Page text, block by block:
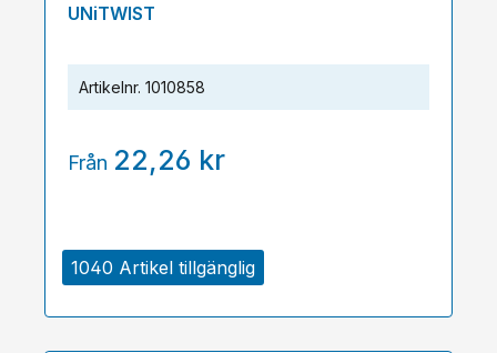
1040 Artikel tillgänglig
UNiTWIST
Artikelnr. 1010858
Från 22,26 kr